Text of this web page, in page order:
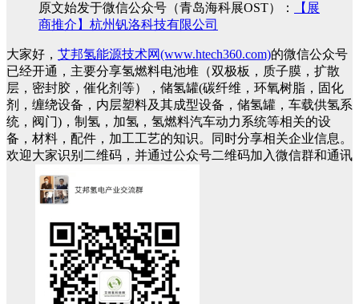
原文始发于微信公众号（青岛海科展OST）：
【展
商推介】杭州钒洛科技有限公司
大家好， 艾邦氢能源技术网(www.htech360.com)的微信公众号
已经开通，主要分享氢燃料电池堆（双极板，质子膜，扩散
层，密封胶，催化剂等），储氢罐(碳纤维，环氧树脂，固化
剂，缠绕设备，内层塑料及其成型设备，储氢罐，车载供氢系
统，阀门)，制氢，加氢，氢燃料汽车动力系统等相关的设
备，材料，配件，加工工艺的知识。同时分享相关企业信息。
欢迎大家识别二维码，并通过公众号二维码加入微信群和通讯